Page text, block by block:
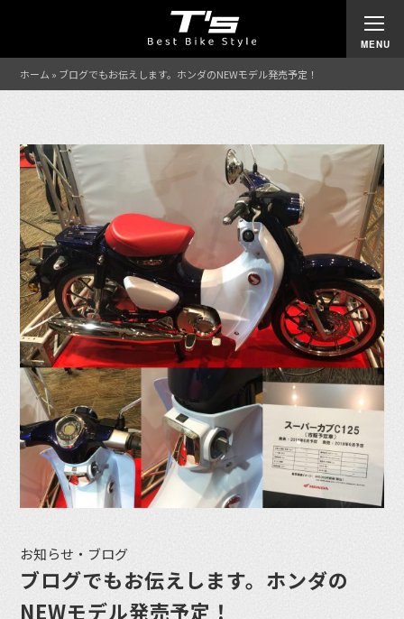
ホーム » ブログでもお伝えします。ホンダのNEWモデル発売予定！
お知らせ・ブログ
ブログでもお伝えします。ホンダの
NEWモデル発売予定！